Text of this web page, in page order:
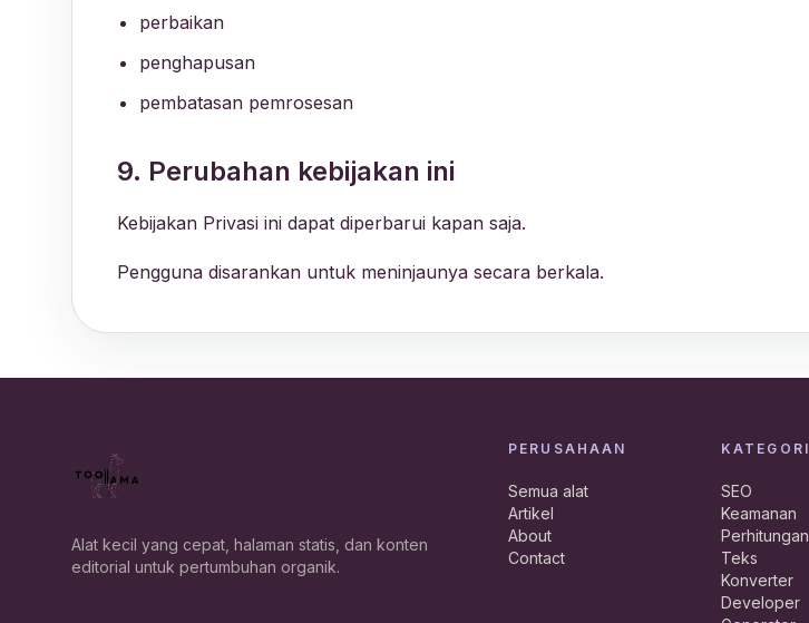
perbaikan
penghapusan
pembatasan pemrosesan
9. Perubahan kebijakan ini
Kebijakan Privasi ini dapat diperbarui kapan saja.
Pengguna disarankan untuk meninjaunya secara berkala.
Alat kecil yang cepat, halaman statis, dan konten
editorial untuk pertumbuhan organik.
PERUSAHAAN
Semua alat
Artikel
About
Contact
KATEGORI
SEO
Keamanan
Perhitungan
Teks
Konverter
Developer